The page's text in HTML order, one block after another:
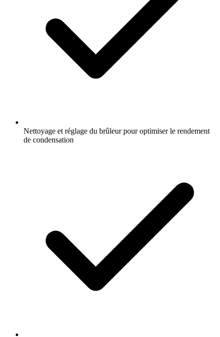
Nettoyage et réglage du brûleur pour optimiser le rendement
de condensation